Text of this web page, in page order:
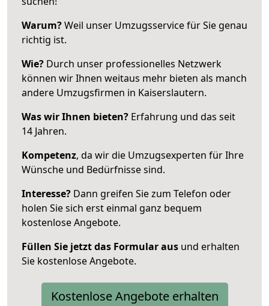
Warum?Weil unser Umzugsservice für Sie genau
richtig ist.
Wie? Durch unser professionelles Netzwerk
können wir Ihnen weitaus mehr bieten als manch
andere Umzugsfirmen in Kaiserslautern.
Was wir Ihnen bieten? Erfahrung und das seit
14 Jahren.
Kompetenz, da wir die Umzugsexperten für Ihre
Wünsche und Bedürfnisse sind.
Interesse? Dann greifen Sie zum Telefon oder
holen Sie sich erst einmal ganz bequem
kostenlose Angebote.
Füllen Sie jetzt das Formular aus und erhalten
Sie kostenlose Angebote.
Kostenlose Angebote erhalten